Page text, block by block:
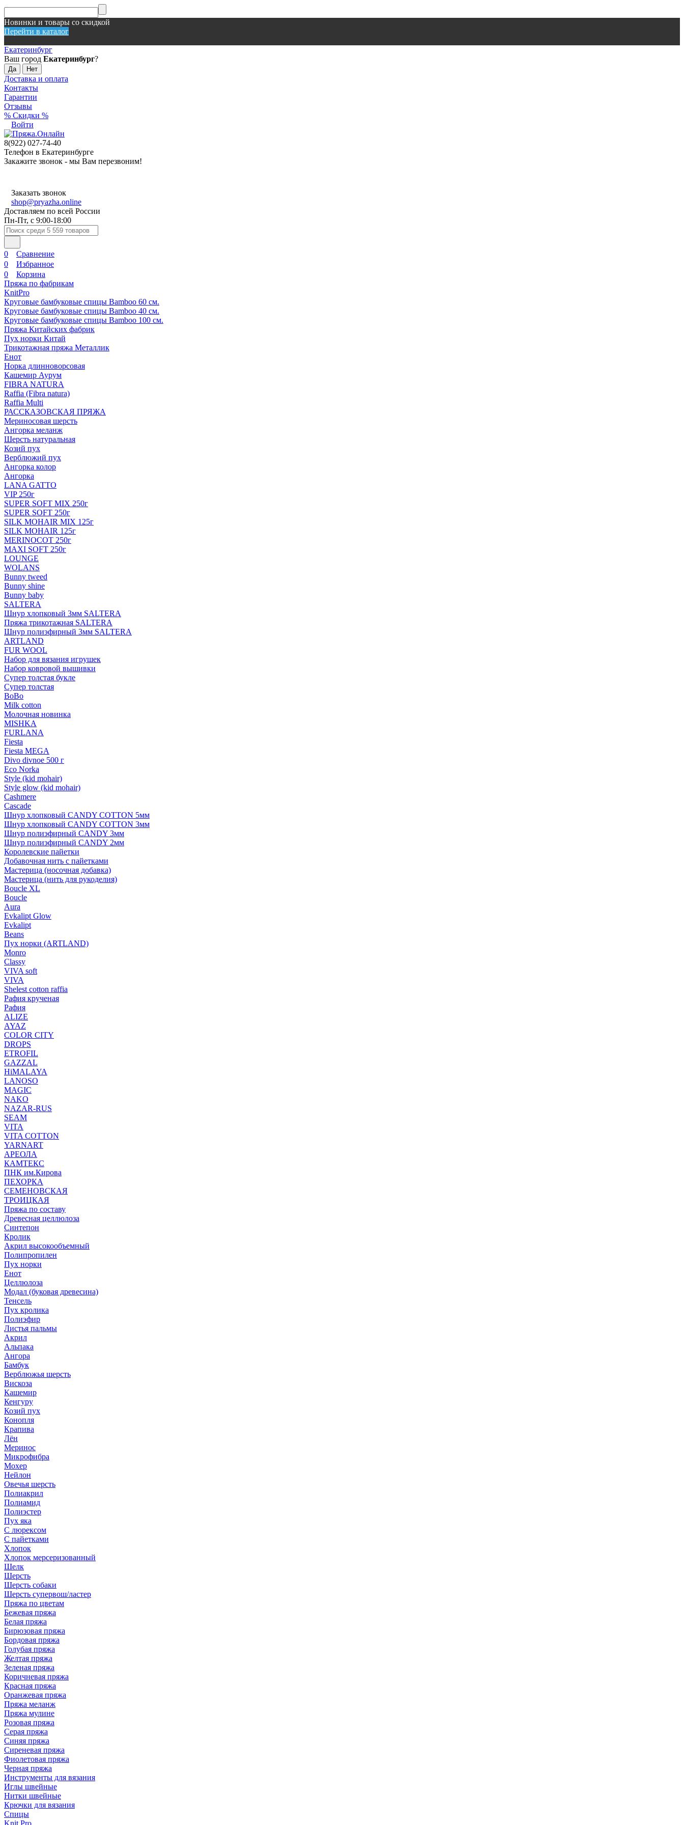
Новинки и товары со скидкой
Перейти в каталог
Екатеринбург
Ваш город Екатеринбург?
Доставка и оплата
Контакты
Гарантии
Отзывы
% Скидки %
Войти
8(922) 027-74-40
Телефон в Екатеринбурге
Закажите звонок - мы Вам перезвоним!
Заказать звонок
shop@pryazha.online
Доставляем по всей России
Пн-Пт, с 9:00-18:00
0
Сравнение
0
Избранное
0
Корзина
Пряжа по фабрикам
KnitPro
Круговые бамбуковые спицы Bamboo 60 см.
Круговые бамбуковые спицы Bamboo 40 см.
Круговые бамбуковые спицы Bamboo 100 см.
Пряжа Китайских фабрик
Пух норки Китай
Трикотажная пряжа Металлик
Енот
Норка длинноворсовая
Кашемир Аурум
FIBRA NATURA
Raffia (Fibra natura)
Raffia Multi
РАССКАЗОВСКАЯ ПРЯЖА
Мериносовая шерсть
Ангорка меланж
Шерсть натуральная
Козий пух
Верблюжий пух
Ангорка колор
Ангорка
LANA GATTO
VIP 250г
SUPER SOFT MIX 250г
SUPER SOFT 250г
SILK MOHAIR MIX 125г
SILK MOHAIR 125г
MERINOCOT 250г
MAXI SOFT 250г
LOUNGE
WOLANS
Bunny tweed
Bunny shine
Bunny baby
SALTERA
Шнур хлопковый 3мм SALTERA
Пряжа трикотажная SALTERA
Шнур полиэфирный 3мм SALTERA
ARTLAND
FUR WOOL
Набор для вязания игрушек
Набор ковровой вышивки
Супер толстая букле
Супер толстая
BoBo
Milk cotton
Молочная новинка
MISHKA
FURLANA
Fiesta
Fiesta MEGA
Divo divnoe 500 г
Eco Norka
Style (kid mohair)
Style glow (kid mohair)
Cashmere
Cascade
Шнур хлопковый CANDY COTTON 5мм
Шнур хлопковый CANDY COTTON 3мм
Шнур полиэфирный CANDY 3мм
Шнур полиэфирный CANDY 2мм
Королевские пайетки
Добавочная нить с пайетками
Мастерица (носочная добавка)
Мастерица (нить для рукоделия)
Boucle XL
Boucle
Aura
Evkalipt Glow
Evkalipt
Beans
Пух норки (ARTLAND)
Monro
Classy
VIVA soft
VIVA
Shelest cotton raffia
Рафия крученая
Рафия
ALIZE
AYAZ
COLOR CITY
DROPS
ETROFIL
GAZZAL
HiMALAYA
LANOSO
MAGIC
NAKO
NAZAR-RUS
SEAM
VITA
VITA COTTON
YARNART
АРЕОЛА
КАМТЕКС
ПНК им.Кирова
ПЕХОРКА
СЕМЕНОВСКАЯ
ТРОИЦКАЯ
Пряжа по составу
Древесная целлюлоза
Синтепон
Кролик
Акрил высокообъемный
Полипропилен
Пух норки
Енот
Целлюлоза
Модал (буковая древесина)
Тенсель
Пух кролика
Полиэфир
Листья пальмы
Акрил
Альпака
Ангора
Бамбук
Верблюжья шерсть
Вискоза
Кашемир
Кенгуру
Козий пух
Конопля
Крапива
Лён
Меринос
Микрофибра
Мохер
Нейлон
Овечья шерсть
Полиакрил
Полиамид
Полиэстер
Пух яка
С люрексом
С пайетками
Хлопок
Хлопок мерсеризованный
Шелк
Шерсть
Шерсть собаки
Шерсть супервош/ластер
Пряжа по цветам
Бежевая пряжа
Белая пряжа
Бирюзовая пряжа
Бордовая пряжа
Голубая пряжа
Желтая пряжа
Зеленая пряжа
Коричневая пряжа
Красная пряжа
Оранжевая пряжа
Пряжа меланж
Пряжа мулине
Розовая пряжа
Серая пряжа
Синяя пряжа
Сиреневая пряжа
Фиолетовая пряжа
Черная пряжа
Инструменты для вязания
Иглы швейные
Нитки швейные
Крючки для вязания
Спицы
Knit Pro